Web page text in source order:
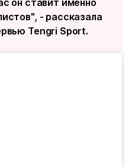
он ставит именно
- рассказала
Tengri Sport.